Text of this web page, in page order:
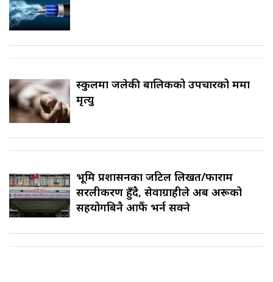
स्कुलमा जलेकी बालिकको उपचारको क्रममा
मृत्यु
भूमि प्रशासनका जटिल लिखत/फाराम
सरलीकरण हुँदै, सेवाग्राहीले अब अरूको
सहयोगबिनै आफैं भर्न सक्ने